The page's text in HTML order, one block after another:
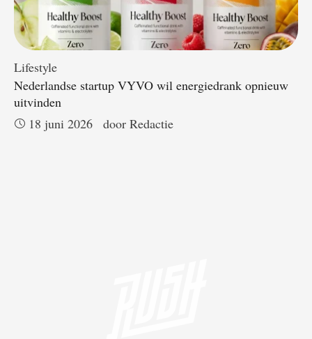
Lifestyle
Nederlandse startup VYVO wil energiedrank opnieuw
uitvinden
18 juni 2026
door Redactie